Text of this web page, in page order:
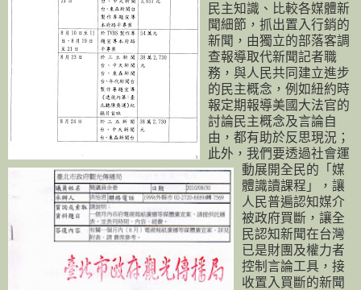
民主知識、比較各媒體新
聞細節，抓出置入行銷的
新聞，由獨立的部落客調
查報導取代新聞記者職
務，與人民共同建立進步
的民主概念，例如紐約時
報定期報導美國大法官的
討論民主概念及言論自
由，都有助於反思現況；
此外，我們要透過社會運
動展開全民的「媒
體識讀課程」，讓
人民普遍認知媒介
被政府買斷，讓全
民認知新聞在台灣
已是財團及權力者
控制言論工具，接
收置入買斷的新聞